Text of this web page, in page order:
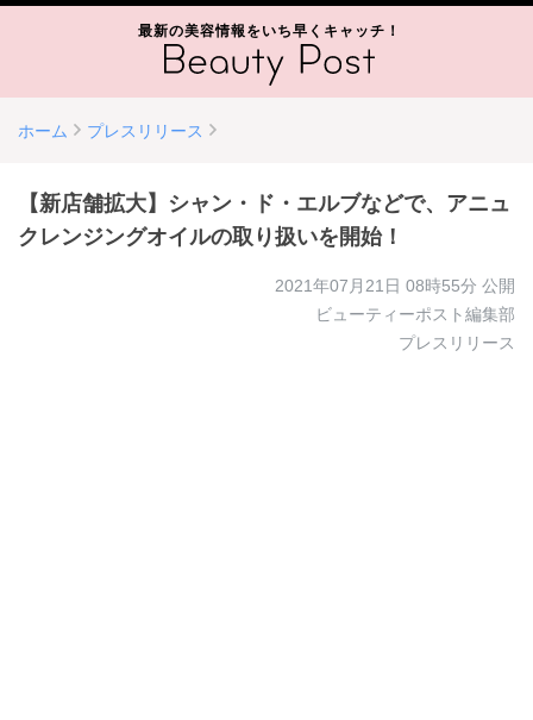
最新の美容情報をいち早くキャッチ！
ホーム プレスリリース
【新店舗拡大】シャン・ド・エルブなどで、アニュ
クレンジングオイルの取り扱いを開始！
2021年07月21日 08時55分 公開
ビューティーポスト編集部
プレスリリース